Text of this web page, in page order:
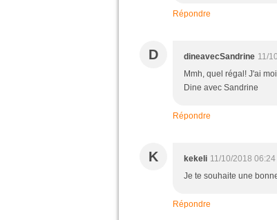
Répondre
D dineavecSandrine 11/
Mmh, quel régal! J'ai
Dine avec Sandrine
Répondre
K kekeli 11/10/2018 06:24
Je te souhaite une
Répondre